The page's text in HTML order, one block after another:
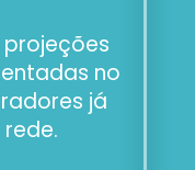
no
já